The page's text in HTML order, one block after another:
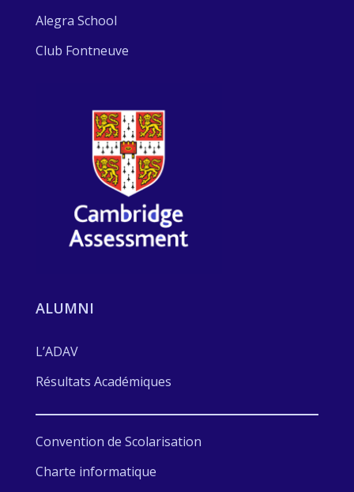
Alegra School
Club Fontneuve
ALUMNI
L’ADAV
Résultats Académiques
Convention de Scolarisation
Charte informatique